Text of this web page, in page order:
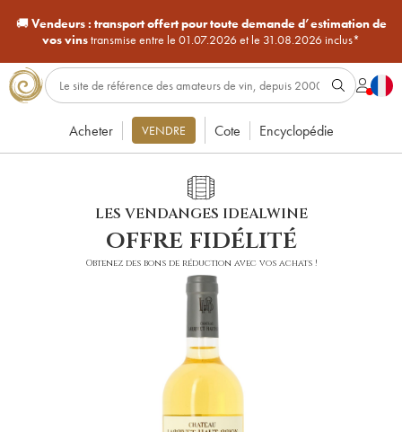
🚚Vendeurs : transport offert pour toute demande d’estimation de
vos vinstransmise entre le 01.07.2026 et le 31.08.2026 inclus*
Acheter VENDRE Cote Encyclopédie
LES VENDANGES IDEALWINE
offre fidélité
Obtenez des bons de réduction avec vos achats !